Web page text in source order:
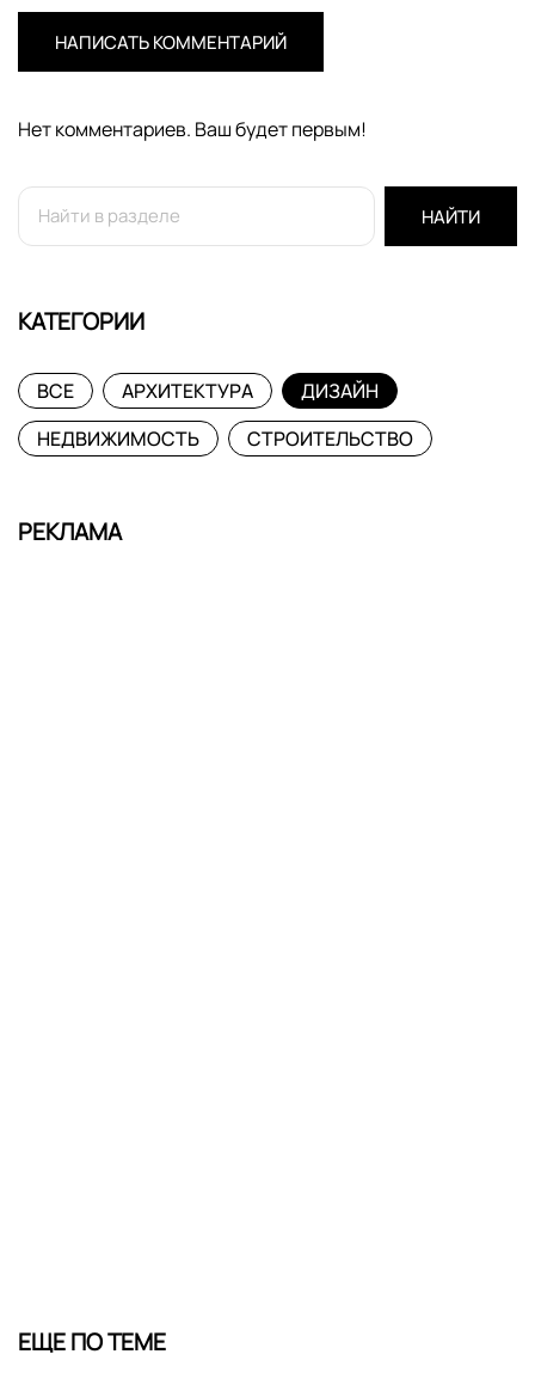
НАПИСАТЬ КОММЕНТАРИЙ
Нет комментариев. Ваш будет первым!
НАЙТИ
КАТЕГОРИИ
ВСЕ АРХИТЕКТУРА
ДИЗАЙН
НЕДВИЖИМОСТЬ
СТРОИТЕЛЬСТВО
РЕКЛАМА
ЕЩЕ ПО ТЕМЕ